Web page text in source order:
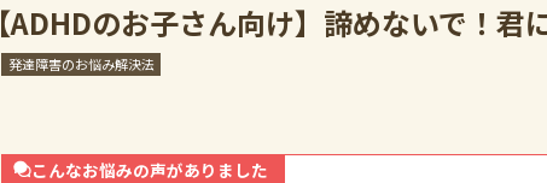
【ADHDのお子さん向け】諦めないで！
発達障害のお悩み解決法
こんなお悩みの声がありました